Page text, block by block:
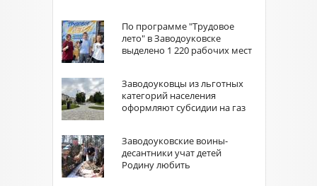
По программе "Трудовое
лето" в Заводоуковске
выделено 1 220 рабочих мест
Заводоуковцы из льготных
категорий населения
оформляют субсидии на газ
Заводоуковские воины-
десантники учат детей
Родину любить